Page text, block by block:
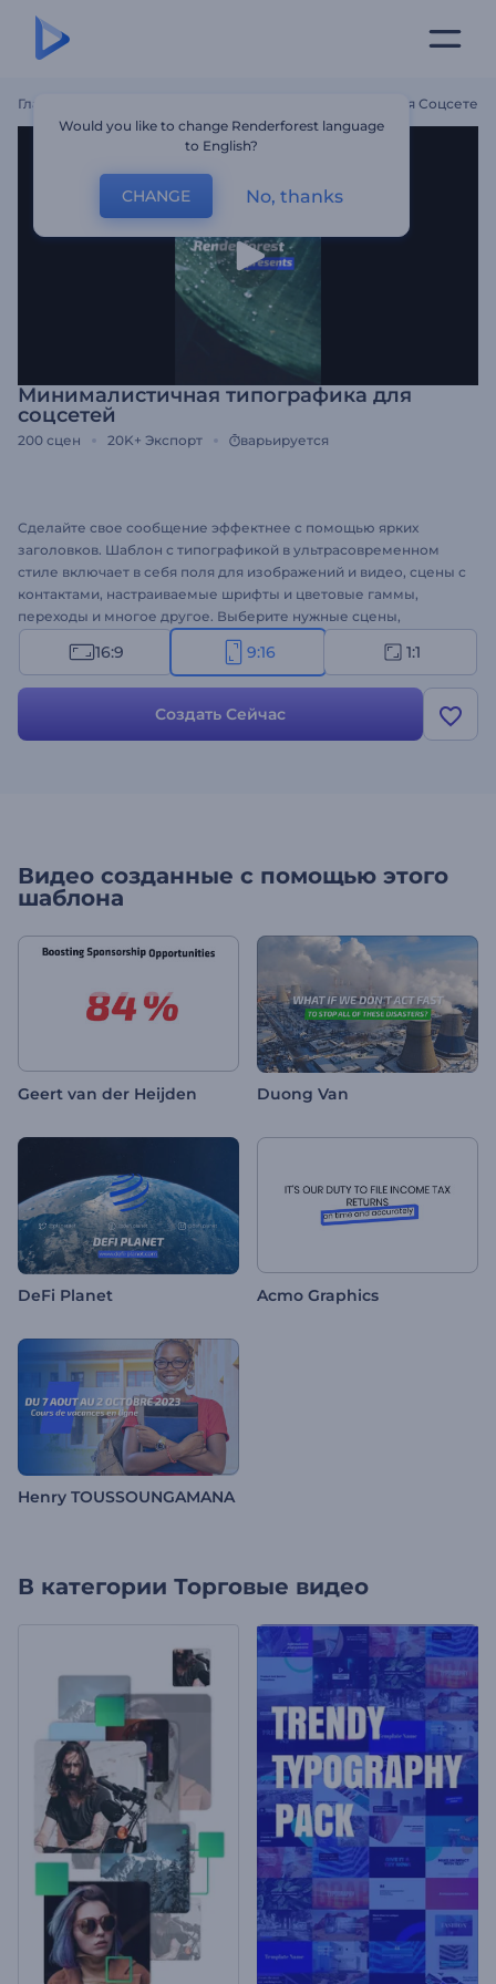
Главная Минималистичная Типографика Для Соцсетей
Минималистичная типографика для
соцсетей
200 сцен 20K+ Экспорт варьируется
Сделайте свое сообщение эффектнее с помощью ярких
заголовков. Шаблон с типографикой в ультрасовременном
стиле включает в себя поля для изображений и видео, сцены с
контактами, настраиваемые шрифты и цветовые гаммы,
переходы и многое другое. Выберите нужные сцены,
добавьте свой текст, подберите музыку, и ваш ролик с
анимированной типографикой будет готов. Создайте свое
16:9 9:16 1:1
Создать Сейчас
Видео созданные с помощью этого
шаблона
Geert van der Heijden Duong Van
DeFi Planet Acmo Graphics
Henry TOUSSOUNGAMANA
В категории Торговые видео
Would you like to change Renderforest language
to English?
CHANGE No, thanks